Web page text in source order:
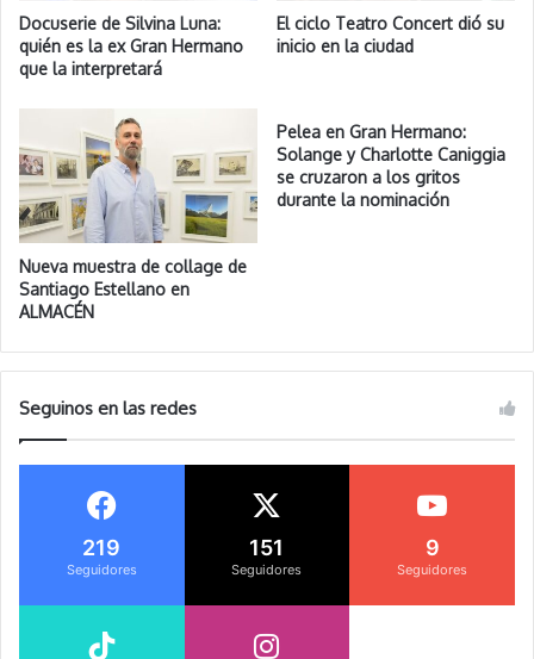
Docuserie de Silvina Luna:
quién es la ex Gran Hermano
que la interpretará
El ciclo Teatro Concert dió su
inicio en la ciudad
Nueva muestra de collage de
Santiago Estellano en
ALMACÉN
Pelea en Gran Hermano:
Solange y Charlotte Caniggia
se cruzaron a los gritos
durante la nominación
Seguinos en las redes
219
Seguidores
151
Seguidores
9
Seguidores